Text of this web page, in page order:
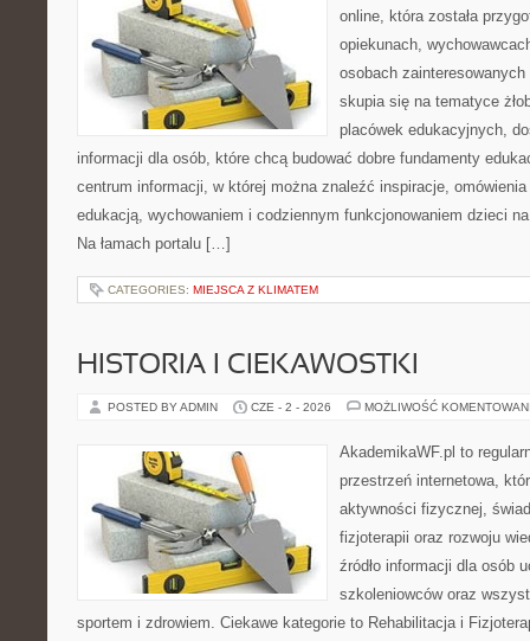
online, która została
opiekunach,
osobach
skupia się na tematyce
placówek edukacyjnych,
informacji dla osób, które chcą budować dobre fundamenty
centrum informacji, w której można znaleźć inspiracje,
edukacją, wychowaniem i codziennym funkcjonowaniem dzieci
Na łamach portalu […]
CATEGORIES: MIEJSCA Z KLIMATEM
HISTORIA I CIEKAWOSTKI
POSTED BY ADMIN CZE - 2 - 2026 MOŻLIWOŚĆ
AkademikaWF.pl to
przestrzeń internetowa,
aktywności fizycznej,
fizjoterapii oraz rozwoju
źródło informacji dla osób
szkoleniowców oraz
sportem i zdrowiem. Ciekawe kategorie to Rehabilitacja i